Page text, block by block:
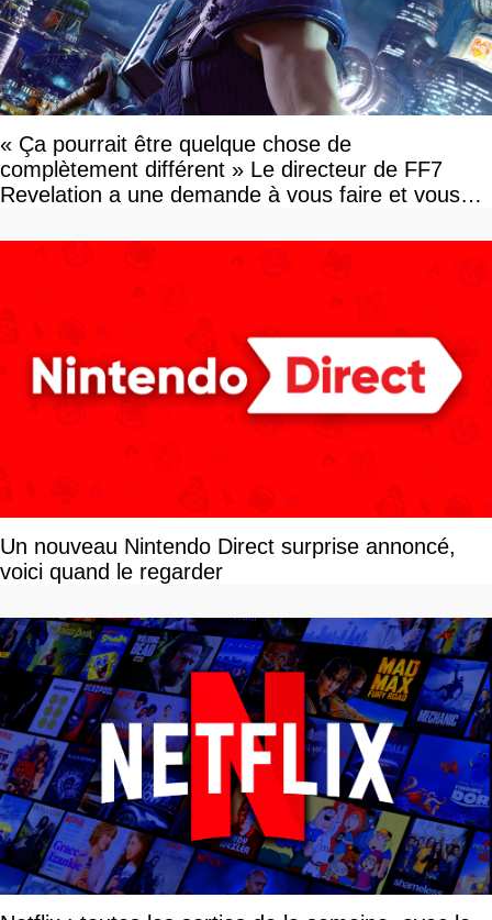
« Ça pourrait être quelque chose de
complètement différent » Le directeur de FF7
Revelation a une demande à vous faire et vous
Un nouveau Nintendo Direct surprise annoncé,
voici quand le regarder